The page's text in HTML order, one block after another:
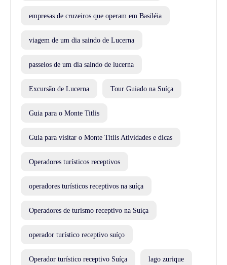
empresas de cruzeiros que operam em Basiléia
viagem de um dia saindo de Lucerna
passeios de um dia saindo de lucerna
Excursão de Lucerna Tour Guiado na Suíça
Guia para o Monte Titlis
Guia para visitar o Monte Titlis Atividades e dicas
Operadores turísticos receptivos
operadores turísticos receptivos na suíça
Operadores de turismo receptivo na Suíça
operador turístico receptivo suíço
Operador turístico receptivo Suíça lago zurique